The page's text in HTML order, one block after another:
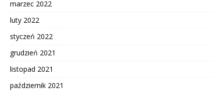
marzec 2022
luty 2022
styczeń 2022
grudzień 2021
listopad 2021
październik 2021